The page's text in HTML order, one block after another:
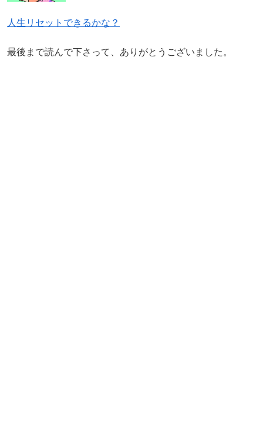
人生リセットできるかな？
最後まで読んで下さって、ありがとうございました。